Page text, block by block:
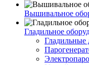
Вышивальное
Гладильное
Гладильные